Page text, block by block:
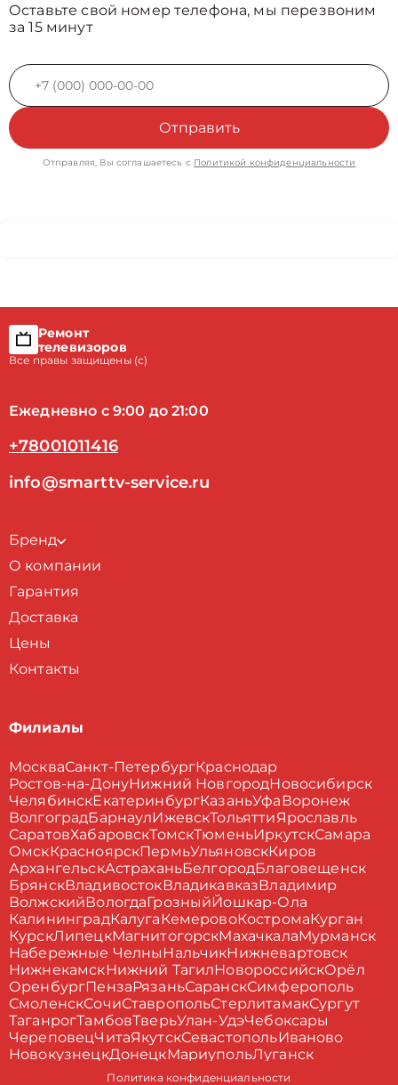
Оставьте свой номер телефона, мы перезвоним
за 15 минут
Отправить
Отправляя, Вы соглашаетесь с Политикой конфиденциальности
Ремонт
телевизоров
Все правы защищены (с)
Ежедневно с 9:00 до 21:00
+78001011416
info@smarttv-service.ru
Бренд
О компании
Гарантия
Доставка
Цены
Контакты
Филиалы
МоскваСанкт-ПетербургКраснодар
Ростов-на-ДонуНижний НовгородНовосибирск
ЧелябинскЕкатеринбургКазаньУфа Воронеж
ВолгоградБарнаулИжевскТольяттиЯрославль
СаратовХабаровскТомскТюменьИркутскСамара
ОмскКрасноярскПермьУльяновскКиров
АрхангельскАстраханьБелгородБлаговещенск
БрянскВладивостокВладикавказВладимир
ВолжскийВологдаГрозныйЙошкар-Ола
КалининградКалуга КемеровоКостромаКурган
КурскЛипецкМагнитогорскМахачкалаМурманск
Набережные Челны НальчикНижневартовск
НижнекамскНижний ТагилНовороссийскОрёл
ОренбургПензаРязаньСаранскСимферополь
СмоленскСочиСтавропольСтерлитамакСургут
ТаганрогТамбовТверьУлан-УдэЧебоксары
ЧереповецЧитаЯкутскСевастопольИваново
НовокузнецкДонецкМариупольЛуганск
Политика конфиденциальности